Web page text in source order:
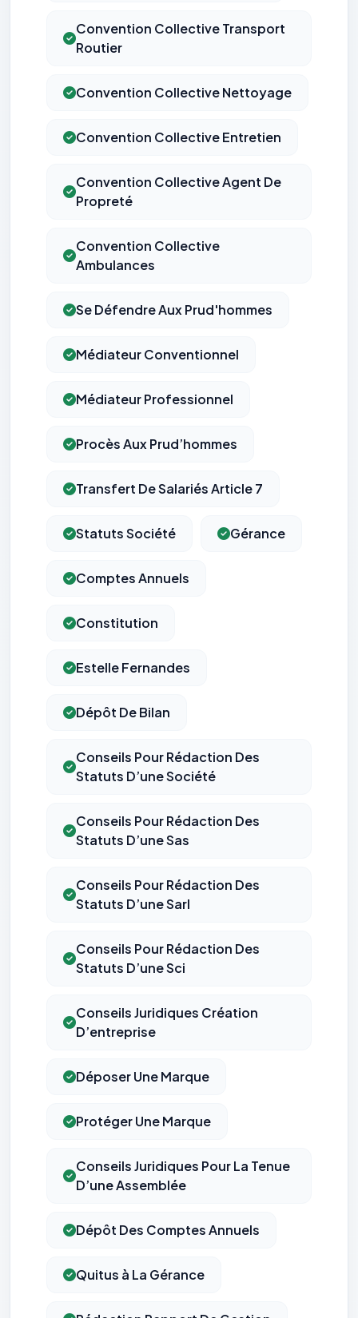
Convention Collective Transport
Routier
Convention Collective Nettoyage
Convention Collective Entretien
Convention Collective Agent De
Propreté
Convention Collective
Ambulances
Se Défendre Aux Prud'hommes
Médiateur Conventionnel
Médiateur Professionnel
Procès Aux Prud’hommes
Transfert De Salariés Article 7
Statuts Société Gérance
Comptes Annuels
Constitution
Estelle Fernandes
Dépôt De Bilan
Conseils Pour Rédaction Des
Statuts D’une Société
Conseils Pour Rédaction Des
Statuts D’une Sas
Conseils Pour Rédaction Des
Statuts D’une Sarl
Conseils Pour Rédaction Des
Statuts D’une Sci
Conseils Juridiques Création
D’entreprise
Déposer Une Marque
Protéger Une Marque
Conseils Juridiques Pour La Tenue
D’une Assemblée
Dépôt Des Comptes Annuels
Quitus à La Gérance